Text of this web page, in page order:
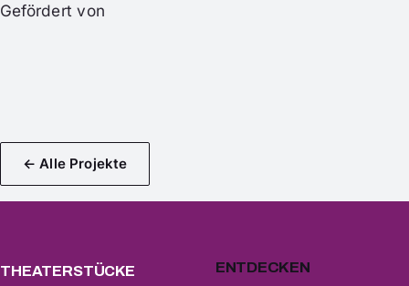
Gefördert von
← Alle Projekte
THEATERSTÜCKE
ENTDECKEN